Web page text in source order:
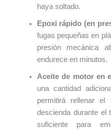
haya soltado.
Epoxi rápido (en
fugas pequeñas en
presión mecánica
endurece en minutos.
Aceite de motor en
una cantidad
permitirá rellenar
descienda durante el
suficiente para